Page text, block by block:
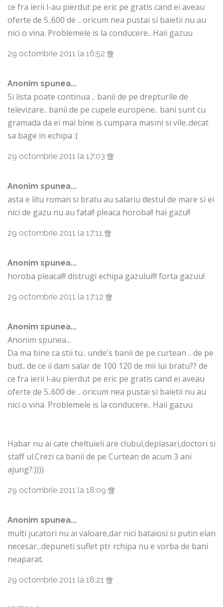
ce fra ierii l-au pierdut pe eric pe gratis cand ei aveau
oferte de 5..600 de .. oricum nea pustai si baietii nu au
nici o vina. Problemele is la conducere.. Haii gazuu
29 octombrie 2011 la 16:52
Anonim spunea...
Si lista poate continua .. banii de pe drepturile de
televizare.. banii de pe cupele europene.. bani sunt cu
gramada da ei mai bine is cumpara masini si vile..decat
sa bage in echipa :(
29 octombrie 2011 la 17:03
Anonim spunea...
asta e litu roman si bratu au salariu destul de mare si ei
nici de gazu nu au fata!! pleaca horoba!! hai gazu!!
29 octombrie 2011 la 17:11
Anonim spunea...
horoba pleaca!!! distrugi echipa gazului!!! forta gazuu!
29 octombrie 2011 la 17:12
Anonim spunea...
Anonim spunea...
Da ma bine ca stii tu.. unde's banii de pe curtean .. de pe
bud.. de ce ii dam salar de 100 120 de mii lui bratu?? de
ce fra ierii l-au pierdut pe eric pe gratis cand ei aveau
oferte de 5..600 de .. oricum nea pustai si baietii nu au
nici o vina. Problemele is la conducere.. Haii gazuu
Habar nu ai cate cheltuieli are clubul,deplasari,doctori si
staff ul.Crezi ca banii de pe Curtean de acum 3 ani
ajung?:))))
29 octombrie 2011 la 18:09
Anonim spunea...
multi jucatori nu ai valoare,dar nici bataiosi si putin elan
necesar...depuneti suflet ptr rchipa nu e vorba de bani
neaparat.
29 octombrie 2011 la 18:21